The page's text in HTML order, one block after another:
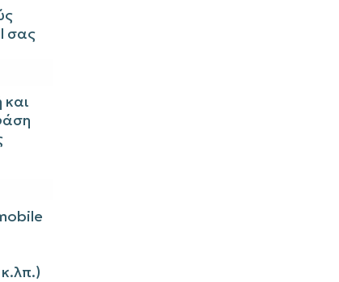
σας
και